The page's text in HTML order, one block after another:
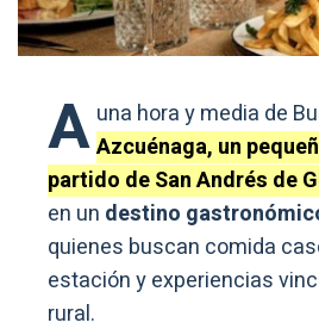
A una hora y media de
Azcuénaga, un
partido de San Andrés de
en un destino
quienes buscan comida
estación y experiencias
rural.